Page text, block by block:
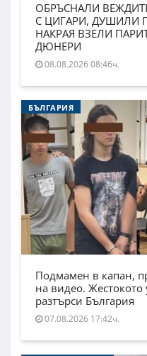
ОБРЪСНАЛИ
С ЦИГАРИ, ДУШИЛИ
НАКРАЯ ВЗЕЛИ
ДЮНЕРИ
08.08.2026 08:46ч.
БЪЛГАРИЯ
Подмамен в капан,
на видео. Жестокото
разтърси България
07.08.2026 17:42ч.